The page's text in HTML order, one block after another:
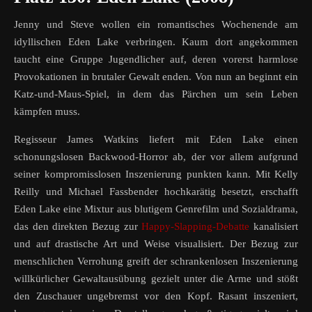
Jenny und Steve wollen ein romantisches Wochenende am
idyllischen Eden Lake verbringen. Kaum dort angekommen
taucht eine Gruppe Jugendlicher auf, deren vorerst harmlose
Provokationen in brutaler Gewalt enden. Von nun an beginnt ein
Katz-und-Maus-Spiel, in dem das Pärchen um sein Leben
kämpfen muss.
Regisseur James Watkins liefert mit Eden Lake einen
schonungslosen Backwood-Horror ab, der vor allem aufgrund
seiner kompromisslosen Inszenierung punkten kann. Mit Kelly
Reilly und Michael Fassbender hochkarätig besetzt, erschafft
Eden Lake eine Mixtur aus blutigem Genrefilm und Sozialdrama,
das den direkten Bezug zurHappy-Slapping-Debatte kanalisiert
und auf drastische Art und Weise visualisiert. Der Bezug zur
menschlichen Verrohung greift der schrankenlosen Inszenierung
willkürlicher Gewaltausübung gezielt unter die Arme und stößt
den Zuschauer ungebremst vor den Kopf. Rasant inszeniert,